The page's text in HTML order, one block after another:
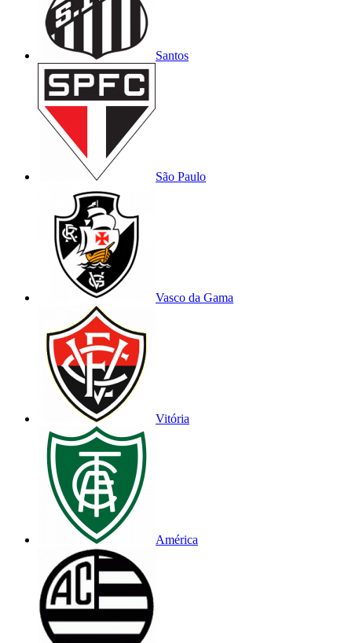
Santos
São Paulo
Vasco da Gama
Vitória
América